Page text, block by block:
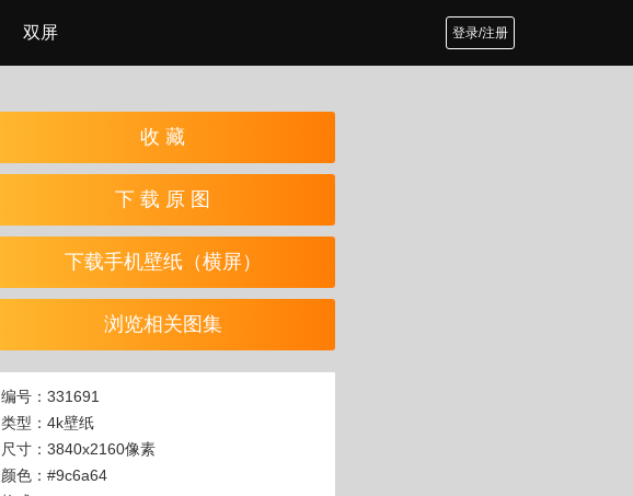
双屏 登录/注册
收 藏
下 载 原 图
下载手机壁纸（横屏）
浏览相关图集
编号：331691
类型：4k壁纸
尺寸：3840x2160像素
颜色：#9c6a64